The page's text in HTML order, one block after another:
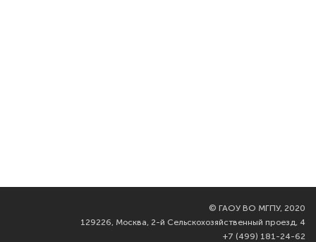
© ГАОУ ВО МГПУ, 2020
129226, Москва, 2-й Сельскохозяйственный проезд, 4
+7 (499) 181-24-62